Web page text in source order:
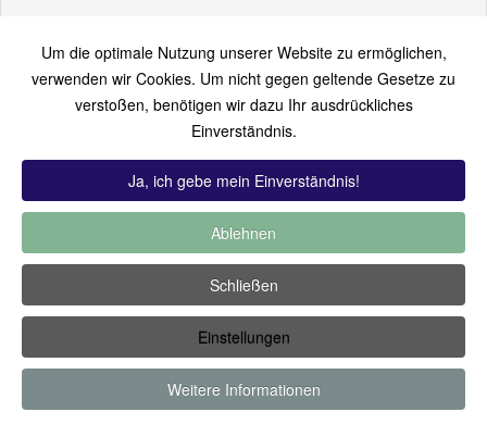
An einen Freund senden
Bitte loggen Sie sich zuerst ein...
-Zuletzt hinzugekommen
kommentiert-Meist gesehen
Copyright ©2019 by Thomas Füssler
Um die optimale Nutzung unserer Website zu ermöglichen,
verwenden wir Cookies. Um nicht gegen geltende Gesetze zu
verstoßen, benötigen wir dazu Ihr ausdrückliches
Einverständnis.
Ja, ich gebe mein Einverständnis!
Ablehnen
Schließen
Einstellungen
Weitere Informationen